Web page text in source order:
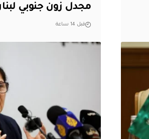
مجدل زون جنوبي
قبل 14 ساعة